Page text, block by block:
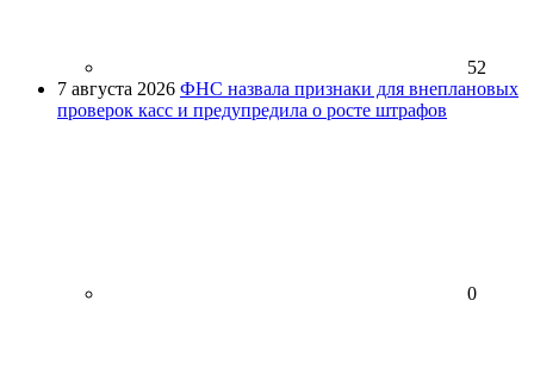
52
7 августа 2026 ФНС назвала признаки для внеплановых
проверок касс и предупредила о росте штрафов
0